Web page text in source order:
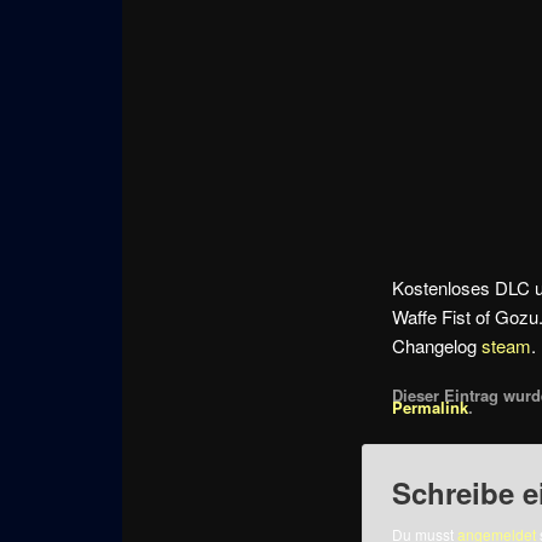
Kostenloses DLC
Waffe Fist of Gozu.
Changelogsteam.
Dieser Eintrag
Permalink.
Schreibe
Du musstangemeldet